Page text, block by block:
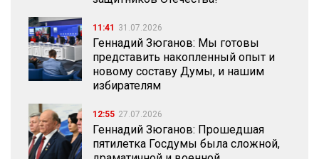
11:41 31.07.2026
Геннадий Зюганов: Мы готовы
представить накопленный опыт и
новому составу Думы, и нашим
избирателям
12:55 27.07.2026
Геннадий Зюганов: Прошедшая
пятилетка Госдумы была сложной,